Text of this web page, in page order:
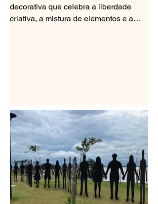
decorativa que celebra a liberdade
criativa, a mistura de elementos e a